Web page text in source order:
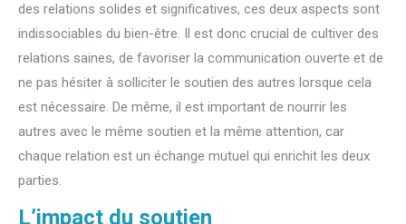
des relations solides et significatives, ces deux aspects sont
indissociables du bien-être. Il est donc crucial de cultiver des
relations saines, de favoriser la communication ouverte et de
ne pas hésiter à solliciter le soutien des autres lorsque cela
est nécessaire. De même, il est important de nourrir les
autres avec le même soutien et la même attention, car
chaque relation est un échange mutuel qui enrichit les deux
parties.
L’impact du soutien